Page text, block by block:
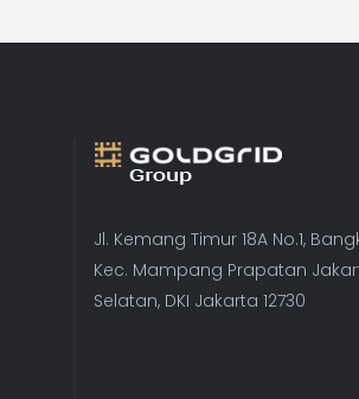
Jl. Kemang Timur 18A No.1,
Kec. Mampang Prapatan
Selatan, DKI Jakarta 12730